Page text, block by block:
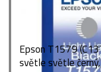
Epson T1579
světle světle